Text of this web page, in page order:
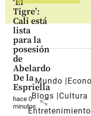
Tigre’:
Cali está
lista
para la
posesión
de
Abelardo
De la
Espriella
hace 0
minutos share
Mundo
Blogs
Cultura
Entretenimiento